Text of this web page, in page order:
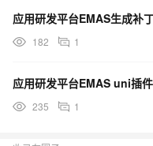
182 1
235 1